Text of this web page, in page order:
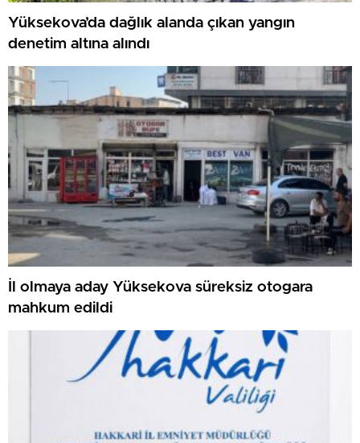
Yüksekova’da dağlık alanda çıkan yangın
denetim altına alındı
İl olmaya aday Yüksekova süreksiz otogara
mahkum edildi